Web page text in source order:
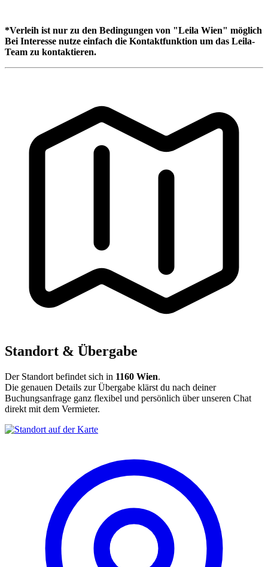
*Verleih ist nur zu den Bedingungen von "Leila Wien" möglich
Bei Interesse nutze einfach die Kontaktfunktion um das Leila-
Team zu kontaktieren.
Standort & Übergabe
Der Standort befindet sich in 1160 Wien.
Die genauen Details zur Übergabe klärst du nach deiner
Buchungsanfrage ganz flexibel und persönlich über unseren Chat
direkt mit dem Vermieter.